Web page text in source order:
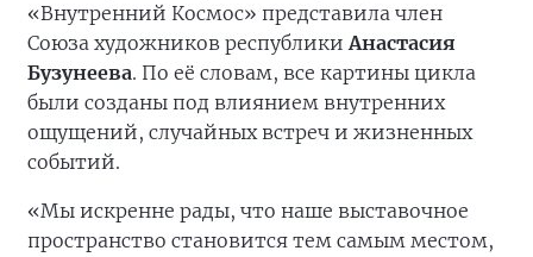
«Внутренний Космос» представила член
Союза художников республики Анастасия
Бузунеева. По её словам, все картины цикла
были созданы под влиянием внутренних
ощущений, случайных встреч и жизненных
событий.
«Мы искренне рады, что наше выставочное
пространство становится тем самым местом,